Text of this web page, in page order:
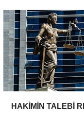
HAKİMİN TALEBİ